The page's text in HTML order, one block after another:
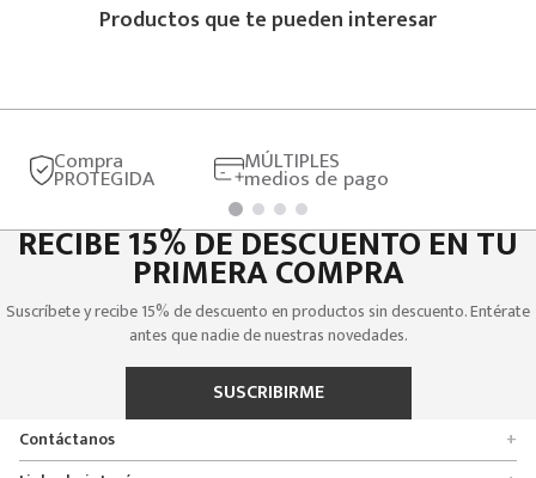
Productos que te pueden interesar
$249
Compra
PROTEGIDA
MÚLTIPLES
medios de pago
RECIBE 15% DE DESCUENTO EN TU
PRIMERA COMPRA
Suscríbete y recibe 15% de descuento en productos sin descuento. Entérate